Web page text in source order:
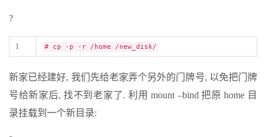
?
1 # cp -p -r /home /new_disk/
新家已经建好, 我们先给老家弄个另外的门牌号, 以免把门牌
号给新家后, 找不到老家了. 利用 mount –bind 把原 home 目
录挂载到一个新目录: